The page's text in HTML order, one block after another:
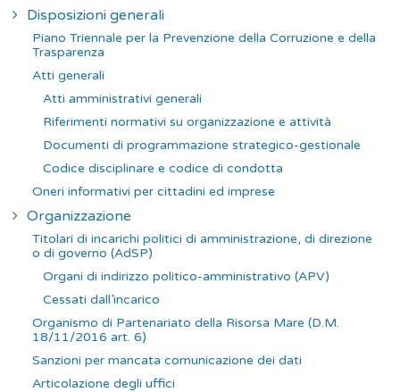
Disposizioni generali
Piano Triennale per la Prevenzione della Corruzione e della
Trasparenza
Atti generali
Atti amministrativi generali
Riferimenti normativi su organizzazione e attività
Documenti di programmazione strategico-gestionale
Codice disciplinare e codice di condotta
Oneri informativi per cittadini ed imprese
Organizzazione
Titolari di incarichi politici di amministrazione, di direzione
o di governo (AdSP)
Organi di indirizzo politico-amministrativo (APV)
Cessati dall’incarico
Organismo di Partenariato della Risorsa Mare (D.M.
18/11/2016 art. 6)
Sanzioni per mancata comunicazione dei dati
Articolazione degli uffici